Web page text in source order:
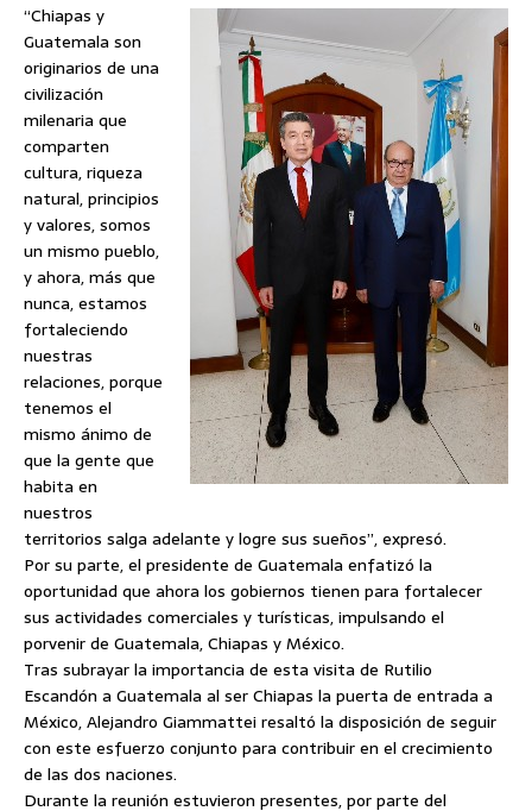
“Chiapas y
Guatemala son
originarios de una
civilización
milenaria que
comparten
cultura, riqueza
natural, principios
y valores, somos
un mismo pueblo,
y ahora, más que
nunca, estamos
fortaleciendo
nuestras
relaciones, porque
tenemos el
mismo ánimo de
que la gente que
habita en
nuestros
territorios salga adelante y logre sus sueños”, expresó.
Por su parte, el presidente de Guatemala enfatizó la
oportunidad que ahora los gobiernos tienen para fortalecer
sus actividades comerciales y turísticas, impulsando el
porvenir de Guatemala, Chiapas y México.
Tras subrayar la importancia de esta visita de Rutilio
Escandón a Guatemala al ser Chiapas la puerta de entrada a
México, Alejandro Giammattei resaltó la disposición de seguir
con este esfuerzo conjunto para contribuir en el crecimiento
de las dos naciones.
Durante la reunión estuvieron presentes, por parte del